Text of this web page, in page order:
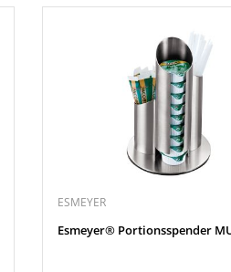
ESMEYER
Esmeyer® Portionsspender